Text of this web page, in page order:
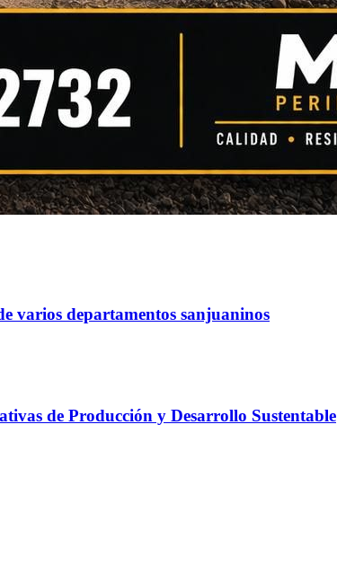
varios departamentos sanjuaninos
de Producción y Desarrollo Sustentable